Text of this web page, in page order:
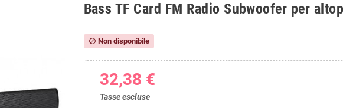
Bass TF Card FM Radio Subwoofer per
block Non disponibile
32,38 €
Tasse escluse